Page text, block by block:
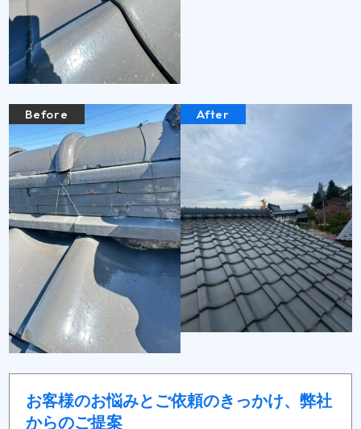
お客様のお悩みとご依頼のきっかけ、弊社
からのご提案